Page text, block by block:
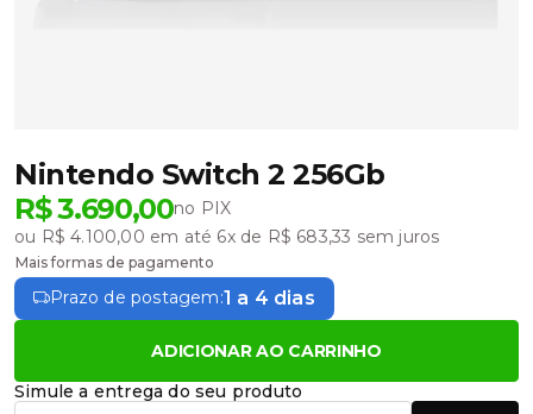
Nintendo Switch 2 256Gb
R$ 3.690,00no PIX
ou R$ 4.100,00 em até 6x de R$ 683,33 sem juros
Mais formas de pagamento
Prazo de postagem:1 a 4 dias
ADICIONAR AO CARRINHO
Simule a entrega do seu produto